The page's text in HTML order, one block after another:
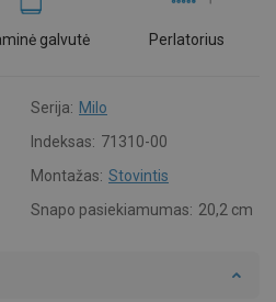
galvutė Perlatorius
Serija: Milo
Indeksas: 71310-00
Montažas: Stovintis
Snapo pasiekiamumas: 20,2 cm